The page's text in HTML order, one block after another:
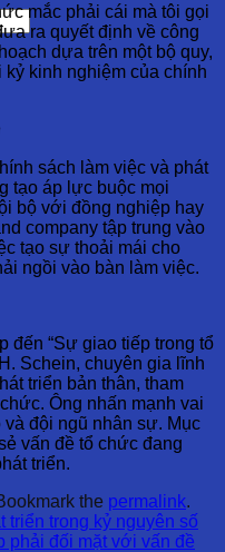
mắc phải cái mà tôi gọi
ra quyết định về công
dựa trên một bộ quy,
kinh nghiệm của chính
sách làm việc và phát
tạo áp lực buộc mọi
bộ với đồng nghiệp hay
company tập trung vào
tạo sự thoải mái cho
ngồi vào bàn làm việc.
đến “Sự giao tiếp trong tổ
Schein, chuyên gia lĩnh
triển bản thân, tham
Ông nhấn mạnh vai
đội ngũ nhân sự. Mục
vấn đề tổ chức đang
triển.
the permalink.
triển trong kỷ nguyên số
phải đối mặt với vấn đề